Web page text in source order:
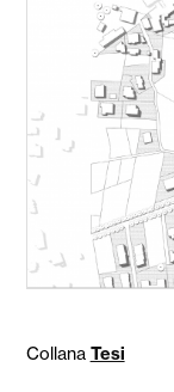
Collana Tesi